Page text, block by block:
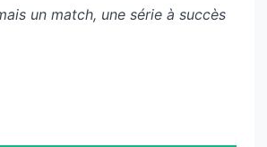
un match, une série à succès